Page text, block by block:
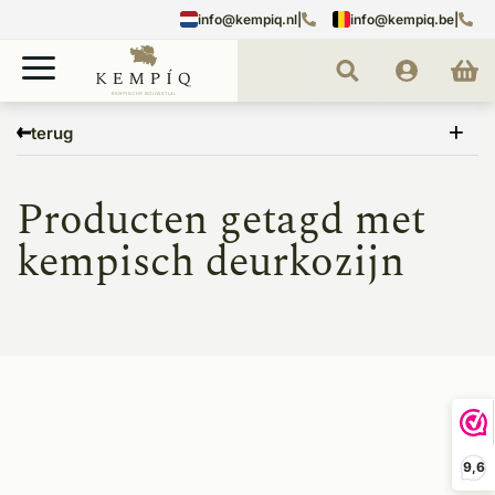
9,6
info@kempiq.nl info@kempiq.be
terug
kempisch deurkozijn
Producten getagd met
kempisch deurkozijn